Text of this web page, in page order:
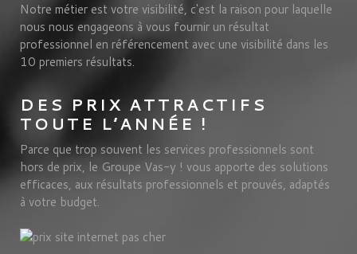
Notre métier est votre visibilité, c'est la raison pour laquelle
nous nous engageons à vous fournir un résultat
professionnel en référencement avec une visibilité dans les
10 premiers résultats.
DES PRIX ATTRACTIFS
TOUTE L’ANNÉE !
Parce que trop souvent les services professionnels sont
hors de prix, le Groupe Vas-y ! vous apporte des solutions
efficaces, aux résultats professionnels et prouvés, adaptés
à votre budget.